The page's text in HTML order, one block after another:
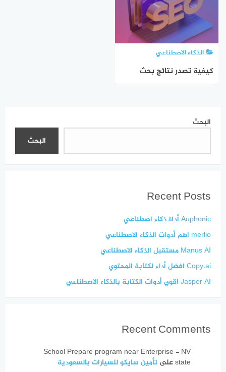
الذكاء الاصطناعي
كيفية تصدر نتائج بحث
البحث
البحث
Recent Posts
Auphonic أداة ذكاء اصطناعي
merlio اهم أدوات الذكاء الاصطناعي
Manus AI مستقبل الذكاء الاصطناعي
Copy.ai افضل أداء لكتابة المحتوي
Jasper AI اقوي أدوات الكتابة بالذكاء الاصطناعي
Recent Comments
School Prepare program near Enterprise - NV
stateعلى تأمين سايكو للسيارات بالسعودية